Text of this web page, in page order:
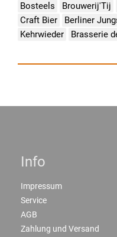
Bosteels
Brouwerij'Tij
Craft Bier
Berliner
Kehrwieder
Brasserie
Info
Impressum
Service
AGB
Zahlung und Versand